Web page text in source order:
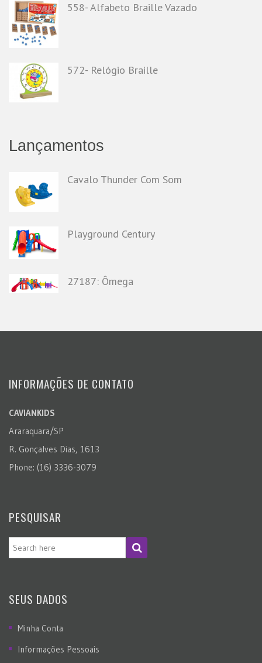
558- Alfabeto Braille Vazado
572- Relógio Braille
Lançamentos
Cavalo Thunder Com Som
Playground Century
27187: Ômega
INFORMAÇÕES DE CONTATO
CAVIANKIDS
Araraquara/SP
R. Gonçalves Dias, 1613
Phone: (16) 3336-3079
PESQUISAR
SEUS DADOS
Minha Conta
Informações Pessoais